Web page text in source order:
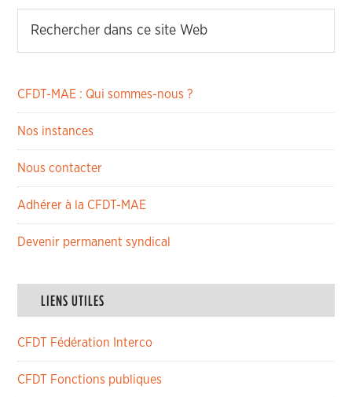
CFDT-MAE : Qui sommes-nous ?
Nos instances
Nous contacter
Adhérer à la CFDT-MAE
Devenir permanent syndical
LIENS UTILES
CFDT Fédération Interco
CFDT Fonctions publiques